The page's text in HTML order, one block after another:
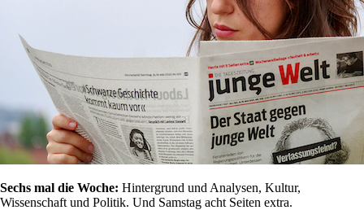
Sechs mal die Woche: Hintergrund und Analysen, Kultur,
Wissenschaft und Politik. Und Samstag acht Seiten extra.